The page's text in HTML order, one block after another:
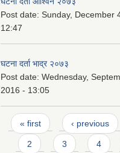
Post date: Sunday, December
12:47
घटना दर्ता भाद्र २०७३
Post date: Wednesday,
2016 - 13:05
Pages
« first ‹ previous
2 3 4